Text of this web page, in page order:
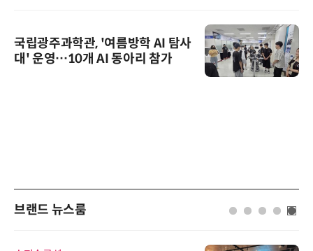
국립광주과학관, '여름방학 AI 탐사
대' 운영…10개 AI 동아리 참가
브랜드 뉴스룸